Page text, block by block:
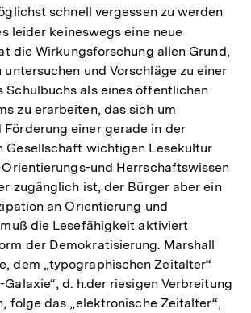
schnell vergessen zu werden
der
leider keineswegs eine neue
die Wirkungsforschung allen Grund,
untersuchen und Vorschläge zu einer
Schulbuchs als eines öffentlichen
zu erarbeiten, das sich um
Förderung einer gerade in der
Gesellschaft wichtigen Lesekultur
Orientierungs-und Herrschaftswissen
zugänglich ist, der Bürger aber ein
an Orientierung und
die Lesefähigkeit aktiviert
der Demokratisierung. Marshall
dem „typographischen Zeitalter“
d. h.der riesigen Verbreitung
folge das „elektronische Zeitalter“,